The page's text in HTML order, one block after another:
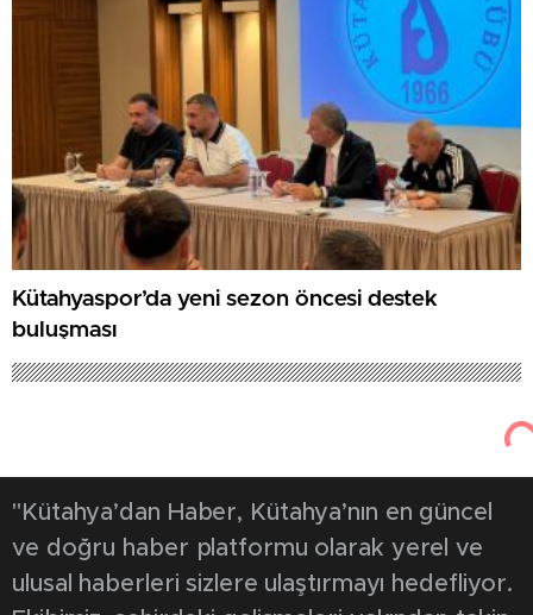
Kütahyaspor’da yeni sezon öncesi destek
buluşması
"Kütahya’dan Haber, Kütahya’nın en güncel
ve doğru haber platformu olarak yerel ve
ulusal haberleri sizlere ulaştırmayı hedefliyor.